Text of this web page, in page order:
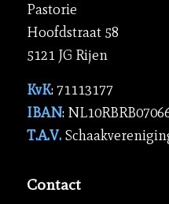
Pastorie
Hoofdstraat 58
5121 JG Rijen
KvK: 71113177
IBAN:
T.A.V.
Contact